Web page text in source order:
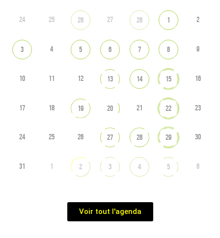
24 25 26 27 28 1 2
3 4 5 6 7 8 9
10 11 12 13 14 15 16
17 18 19 20 21 22 23
24 25 26 27 28 29 30
31 1 2 3 4 5 6
Voir tout l'agenda